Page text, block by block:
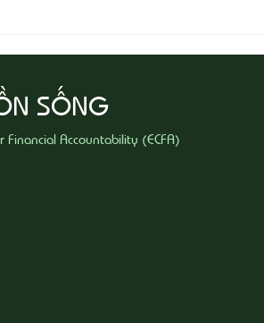
Khổ
SỐNG
Financial Accountability (ECFA)